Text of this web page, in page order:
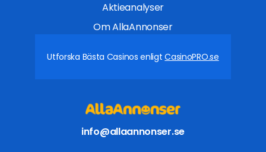
Aktieanalyser
Om AllaAnnonser
Utforska Bästa Casinos enligtCasinoPRO.se
info@allaannonser.se